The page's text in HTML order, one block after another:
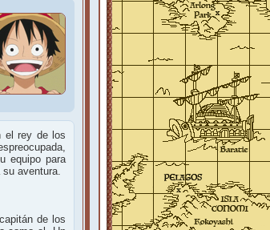
el rey de los
equipo para
aventura.
de los